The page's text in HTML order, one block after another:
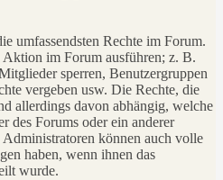
umfassendsten Rechte im Forum.
im Forum ausführen; z. B.
sperren, Benutzergruppen
vergeben usw. Die Rechte, die
allerdings davon abhängig, welche
des Forums oder ein anderer
können auch volle
haben, wenn ihnen das
wurde.